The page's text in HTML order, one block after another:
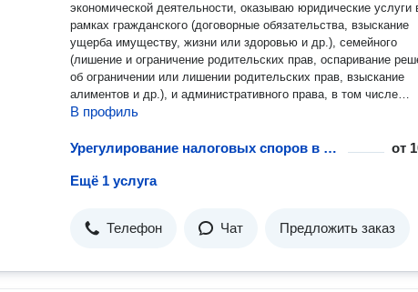
экономической деятельности, оказываю юридические услуги
рамках гражданского (договорные обязательства, взыскание
ущерба имуществу, жизни или здоровью и др.), семейного
(лишение и ограничение родительских прав, оспаривание
об ограничении или лишении родительских прав, взыскание
алиментов и др.), и административного права, в том числе
обжалование автомобильных штрафов (есть успешная
В профиль
Урегулирование налоговых споров в судебном порядке от
Ещё 1 услуга
Телефон Чат Предложить заказ